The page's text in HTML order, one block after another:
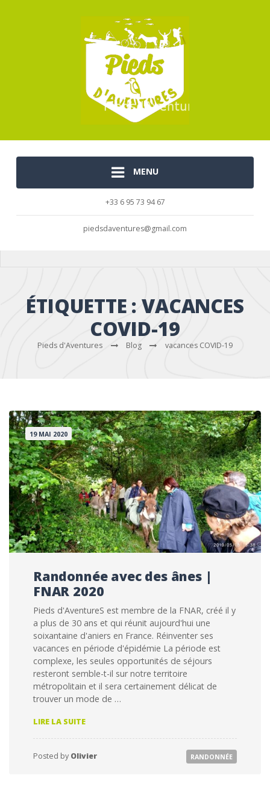
MENU
+33 6 95 73 94 67
piedsdaventures@gmail.com
ÉTIQUETTE :VACANCES
COVID-19
Pieds d'Aventures Blog vacances COVID-19
19 MAI 2020
Randonnée avec des ânes |
FNAR 2020
Pieds d'AventureS est membre de la FNAR, créé il y
a plus de 30 ans et qui réunit aujourd'hui une
soixantaine d'aniers en France. Réinventer ses
vacances en période d'épidémie La période est
complexe, les seules opportunités de séjours
resteront semble-t-il sur notre territoire
métropolitain et il sera certainement délicat de
trouver un mode de …
LIRE LA SUITERANDONNÉE
DES
ÂNES
Posted by Olivier RANDONNÉE